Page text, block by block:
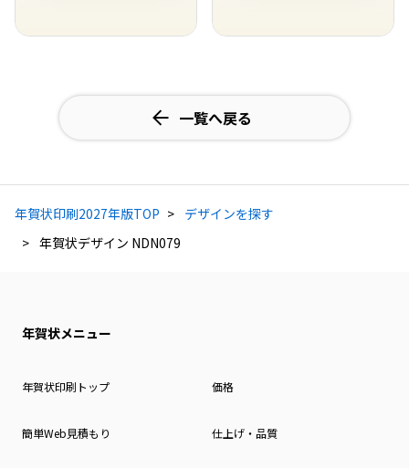
一覧へ戻る
年賀状印刷2027年版TOP
デザインを探す
年賀状デザイン NDN079
年賀状メニュー
年賀状印刷トップ 価格
簡単Web見積もり 仕上げ・品質